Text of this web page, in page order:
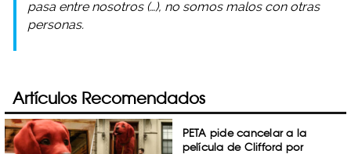
pasa entre nosotros (…), no somos malos con otras
personas.
Artículos Recomendados
PETA pide cancelar a la
película de Clifford por